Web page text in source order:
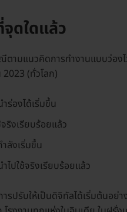
ดใดแล้ว
ามแนวคิดการทำงานแบบว่อง
(ทั่วโลก)
ร่องได้เริ่มขึ้น
ริงเรียบร้อยแล้ว
ลังเริ่มขึ้น
ไปใช้จริงเรียบร้อยแล้ว
ปรับให้เป็นดิจิทัลได้เริ่มต้นอย่า